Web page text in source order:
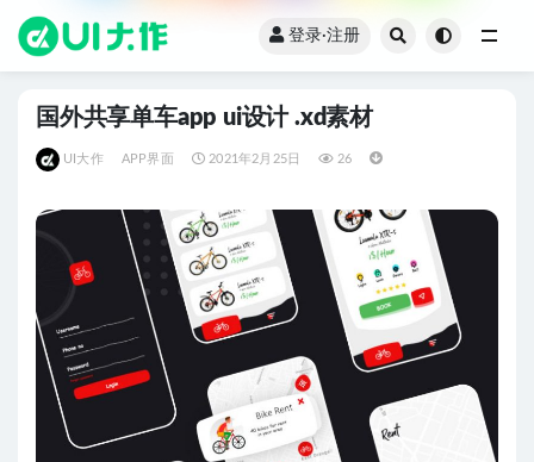
登录·注册
国外共享单车app ui设计 .xd素材
UI大作 APP界面 2021年2月25日 26